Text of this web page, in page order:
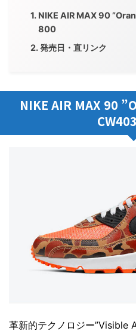
NIKE AIR MAX 90
800
発売日・直リンク
NIKE AIR MAX 90
革新的テクノロジー”Visible